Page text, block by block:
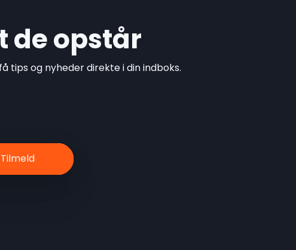
de opstår
tips og nyheder direkte i din indboks.